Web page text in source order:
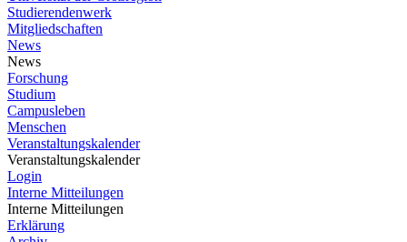
Studierendenwerk
Mitgliedschaften
News
News
Forschung
Studium
Campusleben
Menschen
Veranstaltungskalender
Veranstaltungskalender
Login
Interne Mitteilungen
Interne Mitteilungen
Erklärung